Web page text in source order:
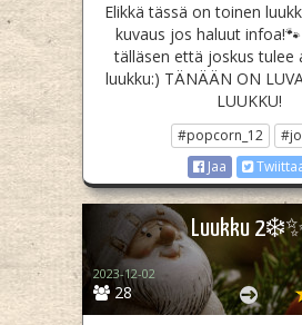
Elikkä tässä on toinen
kuvaus jos haluut
tälläsen että joskus tulee
luukku:) TÄNÄÄN ON
LUUKKU!
#popcorn_12
Jaa
Luukku
28
2023-12-02